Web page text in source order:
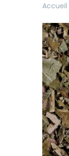
Accueil